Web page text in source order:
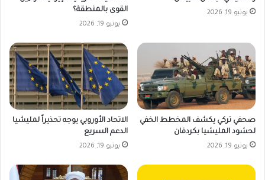
يونيو 19, 2026
القوى بالمنطقة؟
يونيو 19, 2026
صحفي تركي يكشف المخطط الخفي
لحشود المليشيا بكردفان
يونيو 19, 2026
الاتحاد الأوروبي يوجه تحذيراً لمليشيا
الدعم السريع
يونيو 19, 2026